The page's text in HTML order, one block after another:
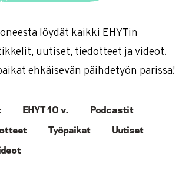
löydät kaikki EHYTin
uutiset, tiedotteet ja videot.
ehkäisevän päihdetyön parissa!
EHYT 10 v.
Podcastit
Työpaikat
Uutiset